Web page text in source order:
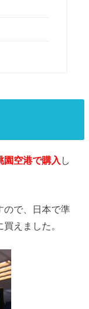
園空港で購入 し
ので、日本で準
えました。